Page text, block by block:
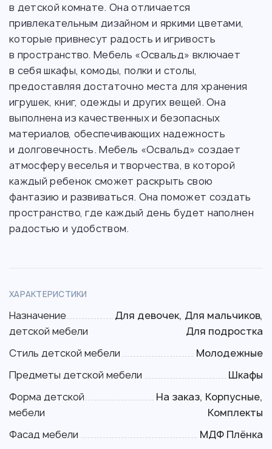
в детской комнате. Она отличается
привлекательным дизайном и яркими цветами,
которые привнесут радость и игривость
в пространство. Мебель «Освальд» включает
в себя шкафы, комоды, полки и столы,
предоставляя достаточно места для хранения
игрушек, книг, одежды и других вещей. Она
выполнена из качественных и безопасных
материалов, обеспечивающих надежность
и долговечность. Мебель «Освальд» создает
атмосферу веселья и творчества, в которой
каждый ребенок сможет раскрыть свою
фантазию и развиваться. Она поможет создать
пространство, где каждый день будет наполнен
радостью и удобством.
ХАРАКТЕРИСТИКИ
Назначение
детской мебели
Для девочек, Для мальчиков,
Для подростка
Стиль детской мебели
Молодежные
Предметы детской мебели
Шкафы
Форма детской
мебели
На заказ, Корпусные,
Комплекты
Фасад мебели
МДФ Плёнка